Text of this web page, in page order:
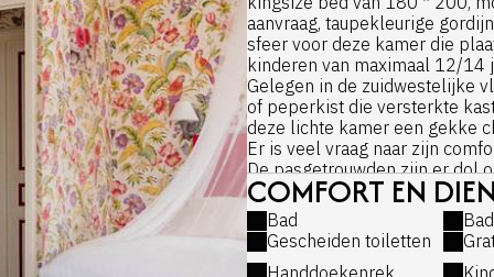
aanvraag, taupekleurige
sfeer voor deze kamer die
kinderen van maximaal 12/14
Gelegen in de zuidwestelijke
of peperkist die versterkte
deze lichte kamer een gekke
Er is veel vraag naar zijn
De pasgetrouwden zijn er dol
Slaapkamer met King size
tweelingen van 90 cm elk.
Uitrustingen:
- Kingsize bed van 180 of
COMFORT EN
Bad
Gescheiden toiletten
Handdoekenrek